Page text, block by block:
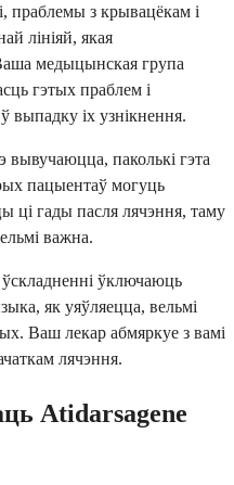
праблемы з крывацёкам і
лініяй, якая
медыцынская група
гэтых праблем і
выпадку іх узнікнення.
паколькі гэта
пацыентаў могуць
ці гады пасля лячэння, таму
важна.
ўключаюць
як уяўляецца, вельмі
Ваш лекар абмяркуе з вамі
лячэння.
Atidarsagene